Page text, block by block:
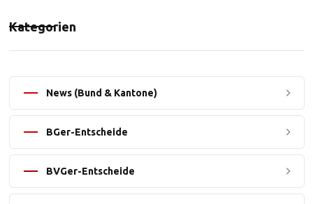
Kategorien
News (Bund & Kantone)
BGer-Entscheide
BVGer-Entscheide